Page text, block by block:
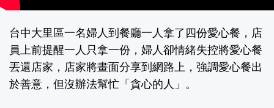
台中大里區一名婦人到餐廳一人拿了四份愛心餐，店
員上前提醒一人只拿一份，婦人卻情緒失控將愛心餐
丟還店家，店家將畫面分享到網路上，強調愛心餐出
於善意，但沒辦法幫忙「貪心的人」。